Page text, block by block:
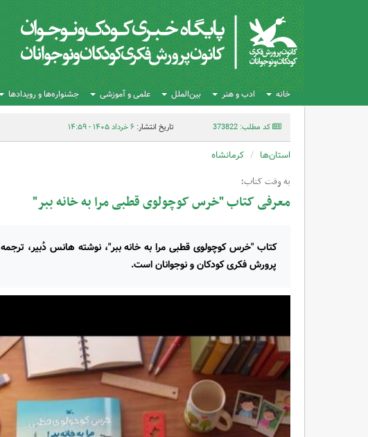
خانه ادب و هنر بین‌الملل علمی و آموزشی جشنواره‌ها و رویدادها
کد مطلب: 373822 تاریخ انتشار:۶ خرداد ۱۴۰۵ - ۱۴:۵۹
استان‌ها کرمانشاه
به وقت کتاب؛
معرفی کتاب "خرس کوچولوی قطبی مرا به خانه ببر"
کتاب "خرس کوچولوی قطبی مرا به خانه ببر"، نوشته‌ هانس دُبیر،
پرورش فکری کودکان و نوجوانان است.